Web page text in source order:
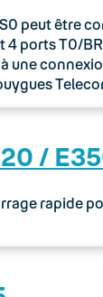
peut être
ports T0/
une
/
rapide